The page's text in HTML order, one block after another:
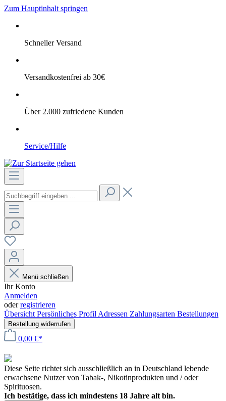
Zum Hauptinhalt springen
Schneller Versand
Versandkostenfrei ab 30€
Über 2.000 zufriedene Kunden
Service/Hilfe
Menü schließen
Ihr Konto
Anmelden
oderregistrieren
Übersicht Persönliches Profil Adressen Zahlungsarten Bestellungen
Bestellung widerrufen
0,00 €*
Diese Seite richtet sich ausschließlich an in Deutschland lebende
erwachsene Nutzer von Tabak-, Nikotinprodukten und / oder
Spirituosen.
Ich bestätige, dass ich mindestens 18 Jahre alt bin.